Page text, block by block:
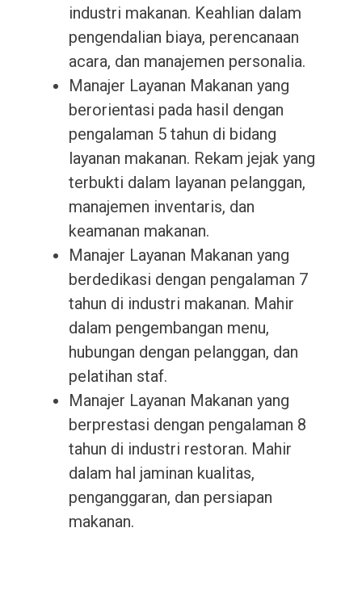
industri makanan. Keahlian dalam
pengendalian biaya, perencanaan
acara, dan manajemen personalia.
Manajer Layanan Makanan yang
berorientasi pada hasil dengan
pengalaman 5 tahun di bidang
layanan makanan. Rekam jejak yang
terbukti dalam layanan pelanggan,
manajemen inventaris, dan
keamanan makanan.
Manajer Layanan Makanan yang
berdedikasi dengan pengalaman 7
tahun di industri makanan. Mahir
dalam pengembangan menu,
hubungan dengan pelanggan, dan
pelatihan staf.
Manajer Layanan Makanan yang
berprestasi dengan pengalaman 8
tahun di industri restoran. Mahir
dalam hal jaminan kualitas,
penganggaran, dan persiapan
makanan.